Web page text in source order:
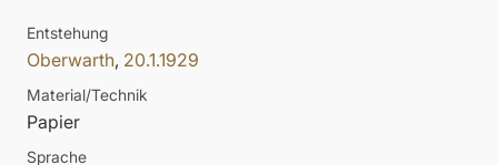
Entstehung
Oberwarth, 20.1.1929
Material/Technik
Papier
Sprache